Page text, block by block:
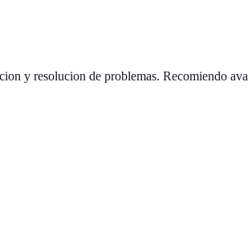
y resolucion de problemas. Recomiendo